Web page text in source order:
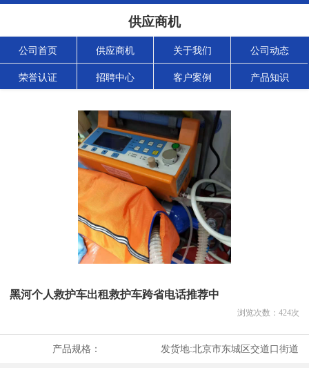
供应商机
公司首页 供应商机 关于我们 公司动态
荣誉认证 招聘中心 客户案例 产品知识
黑河个人救护车出租救护车跨省电话推荐中
浏览次数： 424次
产品规格： 发货地:北京市东城区交道口街道